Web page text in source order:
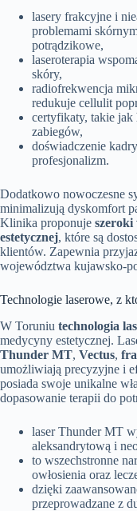
lasery frakcyjne i
problemami
potrądzikowe,
laseroterapia
skóry,
radiofrekwencja
redukuje cellulit
certyfikaty, takie jak
zabiegów,
doświadczenie
profesjonalizm.
Dodatkowo nowoczesne
minimalizują dyskomfort
Klinika proponuje szeroki
estetycznej, które są
klientów. Zapewnia
województwa kujawsko-
Technologie laserowe, z
W Toruniu technologia
medycyny estetycznej.
Thunder MT, Vectus,
umożliwiają precyzyjne i
posiada swoje unikalne
dopasowanie terapii do
laser Thunder MT
aleksandrytową i
to wszechstronne
owłosienia oraz
dzięki
przeprowadzane z